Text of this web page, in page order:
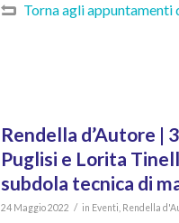
Torna agli appuntamenti
Rendella d’Autore |
Puglisi e Lorita
subdola tecnica di
24 Maggio 2022 / in Eventi Rendella